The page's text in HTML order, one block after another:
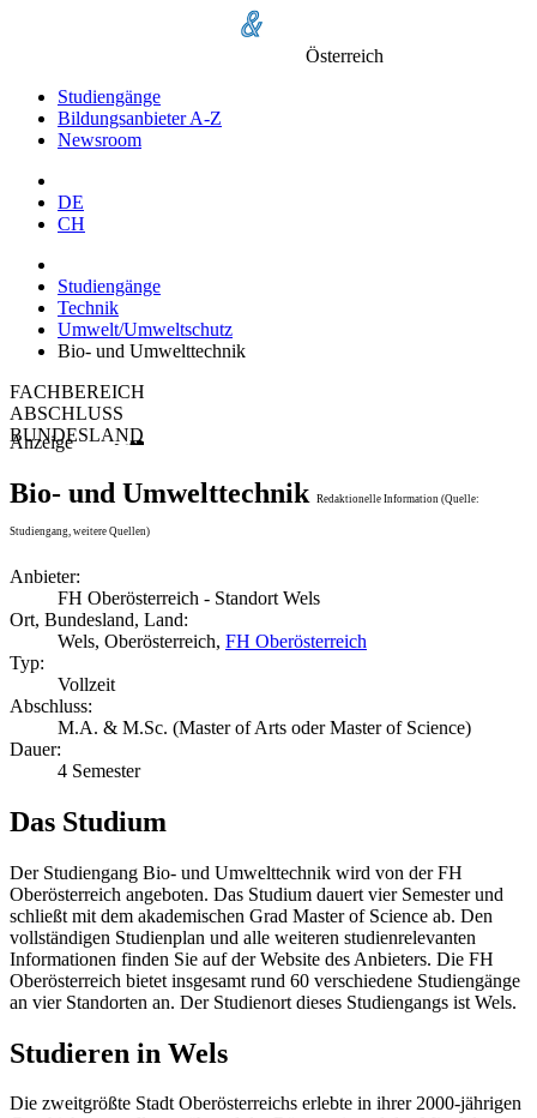
Österreich
Studiengänge
Bildungsanbieter A-Z
Newsroom
DE
CH
Studiengänge
Technik
Umwelt/Umweltschutz
Bio- und Umwelttechnik
FACHBEREICH
ABSCHLUSS
BUNDESLAND
Anzeige
Bio- und Umwelttechnik Redaktionelle Information (Quelle:
Studiengang, weitere Quellen)
Anbieter:
FH Oberösterreich - Standort Wels
Ort, Bundesland, Land:
Wels, Oberösterreich, FH Oberösterreich
Typ:
Vollzeit
Abschluss:
M.A. & M.Sc. (Master of Arts oder Master of Science)
Dauer:
4 Semester
Das Studium
Der Studiengang Bio- und Umwelttechnik wird von der FH
Oberösterreich angeboten. Das Studium dauert vier Semester und
schließt mit dem akademischen Grad Master of Science ab. Den
vollständigen Studienplan und alle weiteren studienrelevanten
Informationen finden Sie auf der Website des Anbieters. Die FH
Oberösterreich bietet insgesamt rund 60 verschiedene Studiengänge
an vier Standorten an. Der Studienort dieses Studiengangs ist Wels.
Studieren in Wels
Die zweitgrößte Stadt Oberösterreichs erlebte in ihrer 2000-jährigen